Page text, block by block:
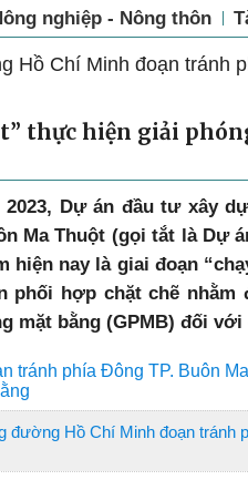
nghiệp - Nông thôn
Hồ Chí Minh đoạn tránh
thực hiện giải
2023, Dự án đầu tư xây
Ma Thuột (gọi tắt là Dự
hiện nay là giai đoạn
hợp chặt chẽ nhằm
mặt bằng (GPMB) đối với
tránh phía Đông TP. Buôn
đường Hồ Chí Minh đoạn tránh